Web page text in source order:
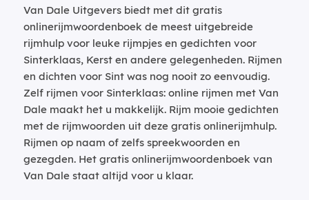
Van Dale Uitgevers biedt met dit gratis
onlinerijmwoordenboek de meest uitgebreide
rijmhulp voor leuke rijmpjes en gedichten voor
Sinterklaas, Kerst en andere gelegenheden. Rijmen
en dichten voor Sint was nog nooit zo eenvoudig.
Zelf rijmen voor Sinterklaas: online rijmen met Van
Dale maakt het u makkelijk. Rijm mooie gedichten
met de rijmwoorden uit deze gratis onlinerijmhulp.
Rijmen op naam of zelfs spreekwoorden en
gezegden. Het gratis onlinerijmwoordenboek van
Van Dale staat altijd voor u klaar.